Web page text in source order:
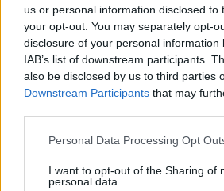
us or personal information disclosed to
your opt-out. You may separately opt-
disclosure of your personal information
IAB’s list of downstream participants.
also be disclosed by us to third parties
Downstream Participants that may
Personal Data Processing Opt
I want to opt-out of the Sharing of
personal data.
Recommandations :
Pour les cheveux ethniques, il est
shampoing et un après-shampoing
est également important d’utiliser un
dommages causés par le coiffage. Ce